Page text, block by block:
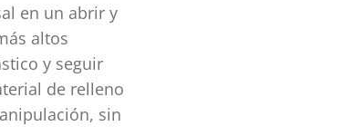
en un abrir y
altos
y seguir
de relleno
sin